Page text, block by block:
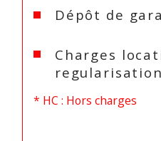
Dépôt de
Charges
* HC : Hors charges